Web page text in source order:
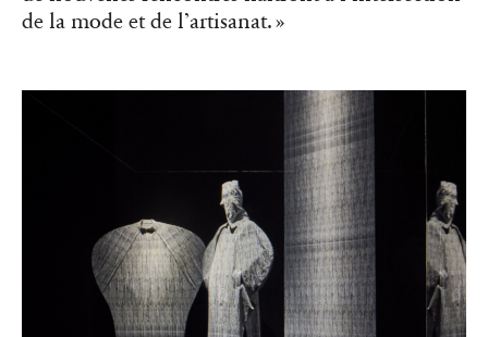
de la mode et de l’artisanat. »